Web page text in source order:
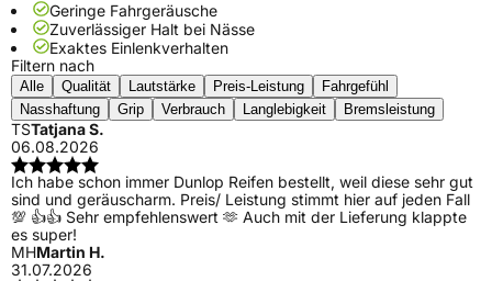
Geringe Fahrgeräusche
Zuverlässiger Halt bei Nässe
Exaktes Einlenkverhalten
Filtern nach
Alle Qualität Lautstärke Preis-Leistung
Fahrgefühl
Nasshaftung
Grip Verbrauch Langlebigkeit Bremsleistung
TSTatjana S.
06.08.2026
Ich habe schon immer Dunlop Reifen bestellt, weil diese sehr gut
sind und geräuscharm. Preis/ Leistung stimmt hier auf jeden Fall
💯 👍👍 Sehr empfehlenswert 🫶 Auch mit der Lieferung klappte
es super!
MHMartin H.
31.07.2026